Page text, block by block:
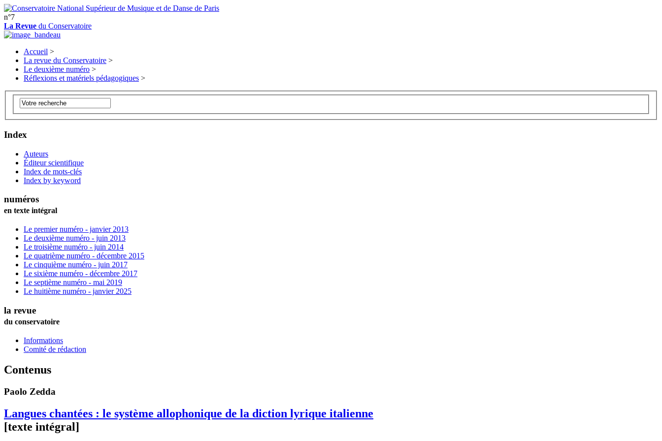
n°7
La Revue du Conservatoire
Accueil >
La revue du Conservatoire >
Le deuxième numéro >
Réflexions et matériels pédagogiques >
Index
Auteurs
Éditeur scientifique
Index de mots-clés
Index by keyword
numéros
en texte intégral
Le premier numéro - janvier 2013
Le deuxième numéro - juin 2013
Le troisième numéro - juin 2014
Le quatrième numéro - décembre 2015
Le cinquième numéro - juin 2017
Le sixième numéro - décembre 2017
Le septième numéro - mai 2019
Le huitième numéro - janvier 2025
la revue
du conservatoire
Informations
Comité de rédaction
Contenus
Paolo Zedda
Langues chantées : le système allophonique de la diction lyrique italienne
[texte intégral]